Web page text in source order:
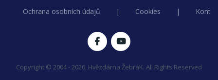
Ochrana osobních údajů | Cookies |
Copyright © 2004 - 2026, Hvězdárna ŽebráK. All Rights Reserved